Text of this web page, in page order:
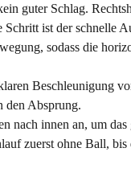
guter Schlag.
ist der schnelle
sodass die
Beschleunigung
den Absprung.
innen an, um das
zuerst ohne Ball,